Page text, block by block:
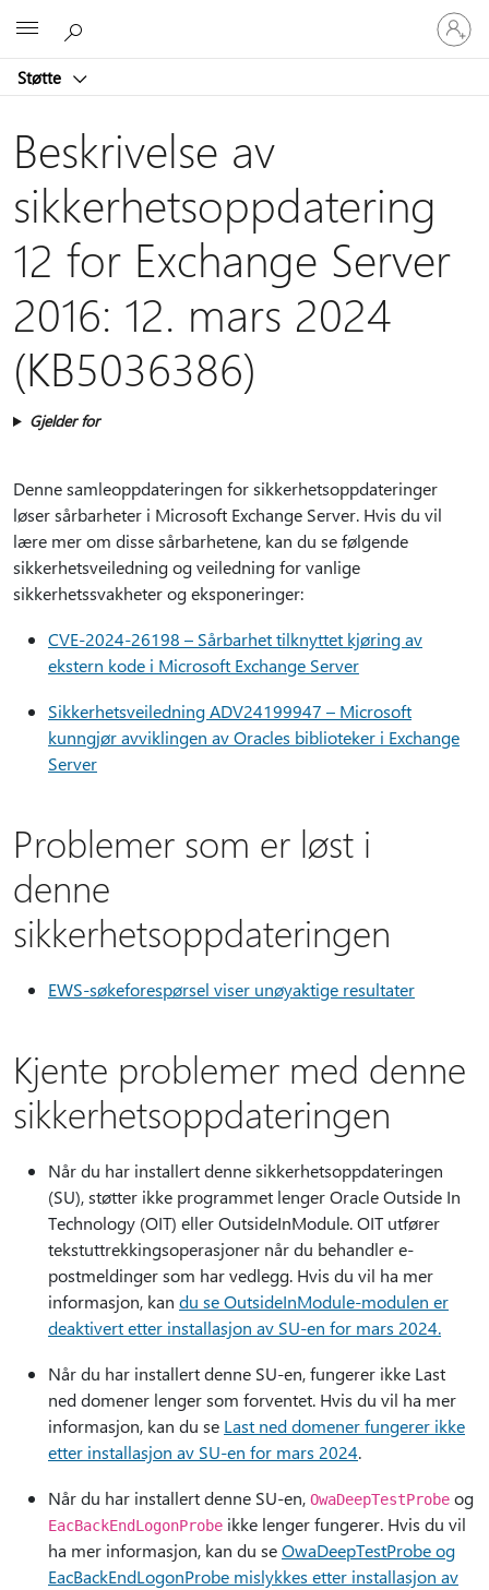
Støtte
Logg
på
kontoen
Beskrivelse av
sikkerhetsoppdatering
12 for Exchange Server
2016: 12. mars 2024
(KB5036386)
Gjelder for
Denne samleoppdateringen for sikkerhetsoppdateringer
løser sårbarheter i Microsoft Exchange Server. Hvis du vil
lære mer om disse sårbarhetene, kan du se følgende
sikkerhetsveiledning og veiledning for vanlige
sikkerhetssvakheter og eksponeringer:
CVE-2024-26198 – Sårbarhet tilknyttet kjøring av
ekstern kode i Microsoft Exchange Server
Sikkerhetsveiledning ADV24199947 – Microsoft
kunngjør avviklingen av Oracles biblioteker i Exchange
Server
Problemer som er løst i
denne
sikkerhetsoppdateringen
EWS-søkeforespørsel viser unøyaktige resultater
Kjente problemer med denne
sikkerhetsoppdateringen
Når du har installert denne sikkerhetsoppdateringen
(SU), støtter ikke programmet lenger Oracle Outside In
Technology (OIT) eller OutsideInModule. OIT utfører
tekstuttrekkingsoperasjoner når du behandler e-
postmeldinger som har vedlegg. Hvis du vil ha mer
informasjon, kan du se OutsideInModule-modulen er
deaktivert etter installasjon av SU-en for mars 2024.
Når du har installert denne SU-en, fungerer ikke Last
ned domener lenger som forventet. Hvis du vil ha mer
informasjon, kan du se Last ned domener fungerer ikke
etter installasjon av SU-en for mars 2024.
Når du har installert denne SU-en, OwaDeepTestProbe og
EacBackEndLogonProbe ikke lenger fungerer. Hvis du vil
ha mer informasjon, kan du seOwaDeepTestProbe og
EacBackEndLogonProbe mislykkes etter installasjon av